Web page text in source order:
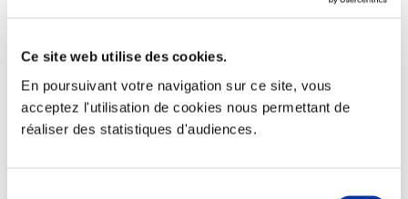
Ce site web utilise des cookies.
En poursuivant votre navigation sur ce site, vous
acceptez l'utilisation de cookies nous permettant de
réaliser des statistiques d'audiences.
Transport – mise en marché
Abattoir